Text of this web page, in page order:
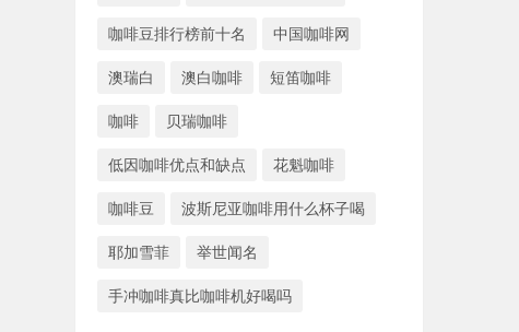
咖啡豆排行榜前十名 中国咖啡网
澳瑞白 澳白咖啡 短笛咖啡
咖啡 贝瑞咖啡
低因咖啡优点和缺点 花魁咖啡
咖啡豆 波斯尼亚咖啡用什么杯子喝
耶加雪菲 举世闻名
手冲咖啡真比咖啡机好喝吗